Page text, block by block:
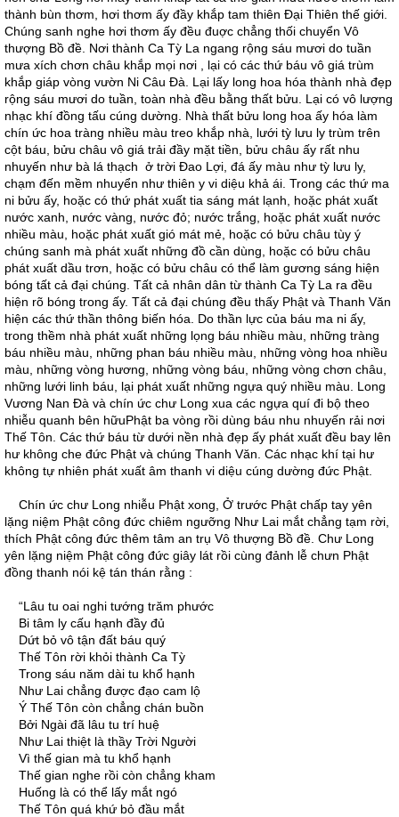
thành bùn thơm, hơi thơm ấy đầy khắp tam thiên Ðại Thiên thế giới.
Chúng sanh nghe hơi thơm ấy đều đuợc chẳng thối chuyển Vô
thượng Bồ đề. Nơi thành Ca Tỳ La ngang rộng sáu mươi do tuần
mưa xích chơn châu khắp mọi nơi , lại có các thứ báu vô giá trùm
khắp giáp vòng vườn Ni Câu Ðà. Lại lấy long hoa hóa thành nhà đẹp
rộng sáu mươi do tuần, toàn nhà đều bằng thất bửu. Lại có vô lượng
nhạc khí đồng tấu cúng dường. Nhà thất bửu long hoa ấy hóa làm
chín ức hoa tràng nhiều màu treo khắp nhà, lưới tỳ lưu ly trùm trên
cột báu, bửu châu vô giá trải đầy mặt tiền, bửu châu ấy rất nhu
nhuyến như bà lá thạch ở trời Ðao Lợi, đá ấy màu như tỳ lưu ly,
chạm đến mềm nhuyển như thiên y vi diệu khả ái. Trong các thứ ma
ni bửu ấy, hoặc có thứ phát xuất tia sáng mát lạnh, hoặc phát xuất
nước xanh, nước vàng, nước đỏ; nước trắng, hoặc phát xuất nước
nhiều màu, hoặc phát xuất gió mát mẻ, hoặc có bửu châu tùy ý
chúng sanh mà phát xuất những đồ cần dùng, hoặc có bửu châu
phát xuất dầu trơn, hoặc có bửu châu có thể làm gương sáng hiện
bóng tất cả đại chúng. Tất cả nhân dân từ thành Ca Tỳ La ra đều
hiện rõ bóng trong ấy. Tất cả đại chúng đều thấy Phật và Thanh Văn
hiện các thứ thần thông biến hóa. Do thần lực của báu ma ni ấy,
trong thềm nhà phát xuất những lọng báu nhiều màu, những tràng
báu nhiều màu, những phan báu nhiều màu, những vòng hoa nhiều
màu, những vòng hương, những vòng báu, những vòng chơn châu,
những lưới linh báu, lại phát xuất những ngựa quý nhiều màu. Long
Vương Nan Ðà và chín ức chư Long xua các ngựa quí đi bộ theo
nhiễu quanh bên hữuPhật ba vòng rồi dùng báu nhu nhuyến rải nơi
Thế Tôn. Các thứ báu từ dưới nền nhà đẹp ấy phát xuất đều bay lên
hư không che đức Phật và chúng Thanh Văn. Các nhạc khí tại hư
không tự nhiên phát xuất âm thanh vi diệu cúng dường đức Phật.
Chín ức chư Long nhiễu Phật xong, Ở trước Phật chấp tay yên
lặng niệm Phật công đức chiêm ngưỡng Như Lai mắt chẳng tạm rời,
thích Phật công đức thêm tâm an trụ Vô thượng Bồ đề. Chư Long
yên lặng niệm Phật công đức giây lát rồi cùng đảnh lễ chưn Phật
đồng thanh nói kệ tán thán rằng :
“Lâu tu oai nghi tướng trăm phước
Bi tâm ly cấu hạnh đầy đủ
Dứt bỏ vô tận đất báu quý
Thế Tôn rời khỏi thành Ca Tỳ
Trong sáu năm dài tu khổ hạnh
Như Lai chẳng được đạo cam lộ
Ý Thế Tôn còn chẳng chán buồn
Bởi Ngài đã lâu tu trí huệ
Như Lai thiệt là thầy Trời Người
Vì thế gian mà tu khổ hạnh
Thế gian nghe rồi còn chẳng kham
Huống là có thể lấy mắt ngó
Thế Tôn quá khứ bỏ đầu mắt